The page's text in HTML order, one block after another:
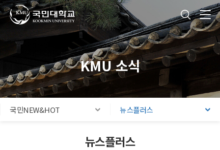
주메뉴 바로가기
본문내용 바로가기
푸터 바로가기
국민대학교
KMU 소식
국민NEW&HOT 뉴스플러스
뉴스플러스